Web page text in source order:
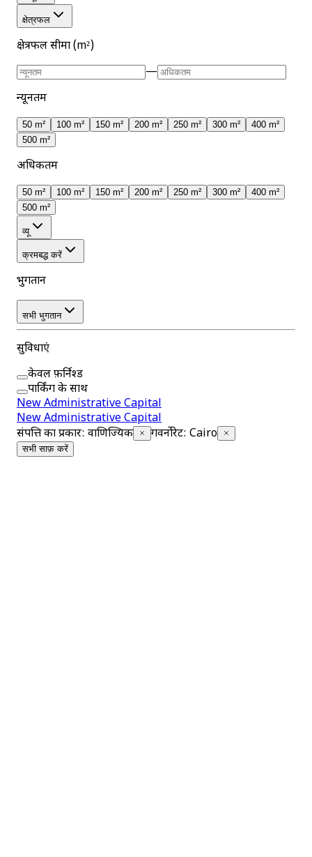
क्षेत्रफल
क्षेत्रफल सीमा (m²)
—
न्यूनतम
50 m² 100 m² 150 m² 200 m² 250 m² 300 m²
400 m²
500 m²
अधिकतम
50 m² 100 m² 150 m² 200 m² 250 m² 300 m²
400 m²
500 m²
व्यू
क्रमबद्ध करें
भुगतान
सभी भुगतान
सुविधाएं
केवल फ़र्निश्ड
पार्किंग के साथ
New Administrative Capital
New Administrative Capital
संपत्ति का प्रकार: वाणिज्यिक गवर्नोरेट: Cairo
सभी साफ़ करें